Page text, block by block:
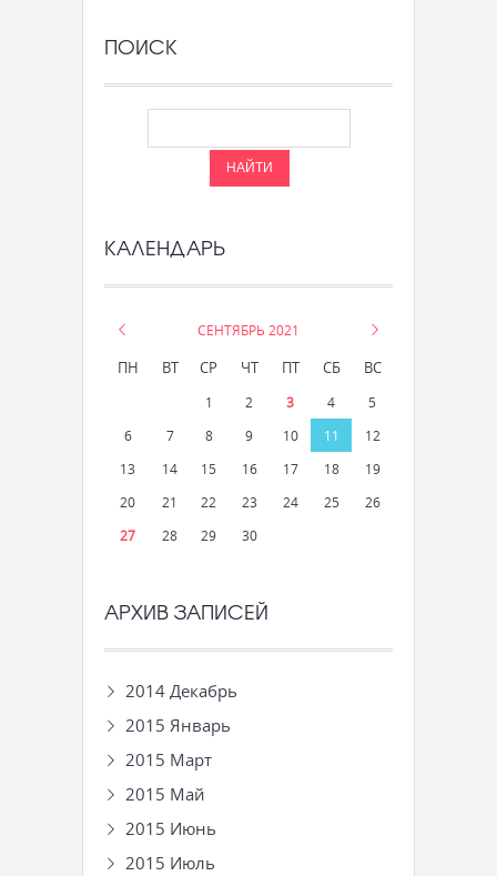
ПОИСК
КАЛЕНДАРЬ
СЕНТЯБРЬ 2021
ПН ВТ СР ЧТ ПТ СБ ВС
1 2 3 4
5
6
7 8 9 10 11
12
13
14 15 16 17 18
19
20
21 22 23 24 25
26
27
28 29 30
АРХИВ ЗАПИСЕЙ
2014 Декабрь
2015 Январь
2015 Март
2015 Май
2015 Июнь
2015 Июль